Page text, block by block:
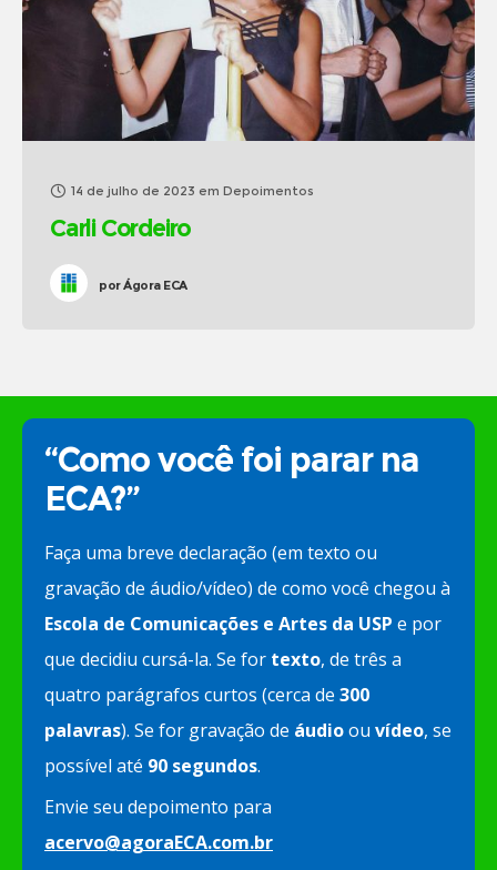
14 de julho de 2023 em Depoimentos
Carli Cordeiro
porÁgora ECA
“Como você foi parar na
ECA?”
Faça uma breve declaração (em texto ou
gravação de áudio/vídeo) de como você chegou à
Escola de Comunicações e Artes da USP e por
que decidiu cursá-la. Se for texto, de três a
quatro parágrafos curtos (cerca de 300
palavras). Se for gravação de áudioou vídeo, se
possível até 90 segundos.
Envie seu depoimento para
acervo@agoraECA.com.br